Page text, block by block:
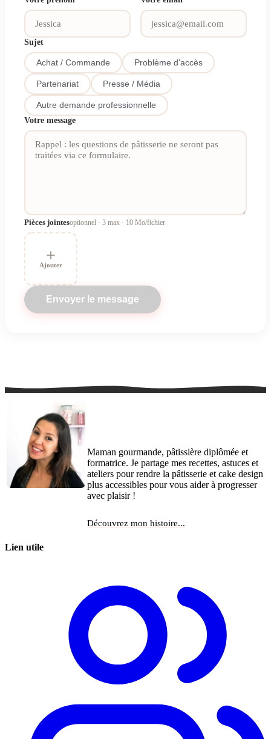
Sujet
Achat / Commande Problème d'accès
Partenariat Presse / Média
Autre demande professionnelle
Votre message
Pièces jointesoptionnel · 3 max · 10 Mo/fichier
Ajouter
Envoyer le message
Maman gourmande, pâtissière diplômée et
formatrice. Je partage mes recettes, astuces et
ateliers pour rendre la pâtisserie et cake design
plus accessibles pour vous aider à progresser
avec plaisir !
Découvrez mon histoire...
Lien utile